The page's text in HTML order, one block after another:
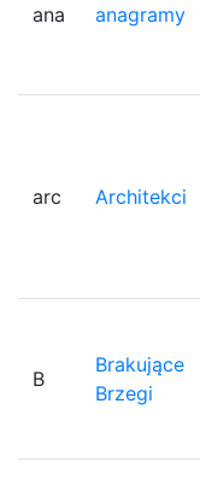
ana anagramy
arc Architekci
B
Brakujące
Brzegi